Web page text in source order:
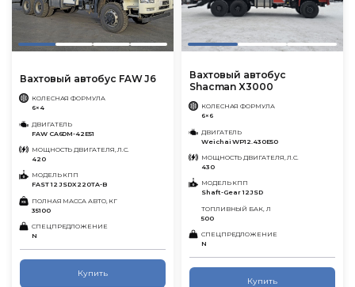
Вахтовый автобус FAW J6
КОЛЕСНАЯ ФОРМУЛА
6×4
ДВИГАТЕЛЬ
FAW CA6DM-42E51
МОЩНОСТЬ ДВИГАТЕЛЯ, Л.С.
420
МОДЕЛЬ КПП
FAST 12 JSDX220TA-B
ПОЛНАЯ МАССА АВТО, КГ
35100
СПЕЦПРЕДЛОЖЕНИЕ
N
Купить
Вахтовый автобус
Shacman X3000
КОЛЕСНАЯ ФОРМУЛА
6×6
ДВИГАТЕЛЬ
Weichai WP12.430E50
МОЩНОСТЬ ДВИГАТЕЛЯ, Л.С.
430
МОДЕЛЬ КПП
Shaft-Gear 12JSD
ТОПЛИВНЫЙ БАК, Л
500
СПЕЦПРЕДЛОЖЕНИЕ
N
Купить